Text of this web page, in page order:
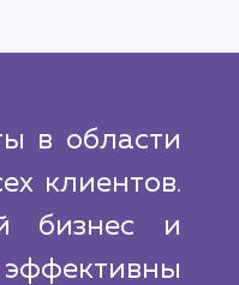
в области
клиентов.
бизнес и